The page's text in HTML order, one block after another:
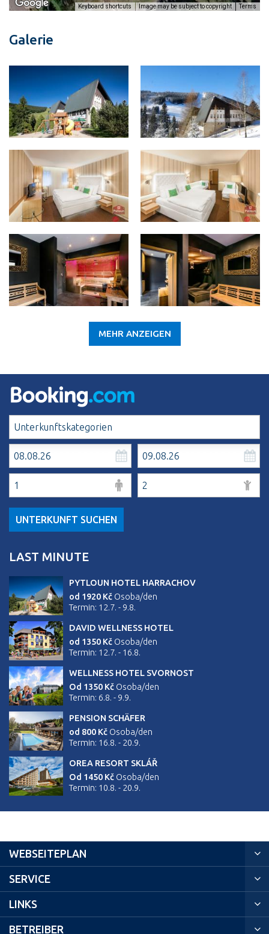
Keyboard shortcuts Image may be subject to copyright Terms
Galerie
MEHR ANZEIGEN
UNTERKUNFT SUCHEN
LAST MINUTE
PYTLOUN HOTEL HARRACHOV
od 1920 Kč Osoba/den
Termin: 12.7. - 9.8.
DAVID WELLNESS HOTEL
od 1350 Kč Osoba/den
Termin: 12.7. - 16.8.
WELLNESS HOTEL SVORNOST
Od 1350 Kč Osoba/den
Termin: 6.8. - 9.9.
PENSION SCHÄFER
od 800 Kč Osoba/den
Termin: 16.8. - 20.9.
OREA RESORT SKLÁŘ
Od 1450 Kč Osoba/den
Termin: 10.8. - 20.9.
WEBSEITEPLAN
SERVICE
LINKS
BETREIBER